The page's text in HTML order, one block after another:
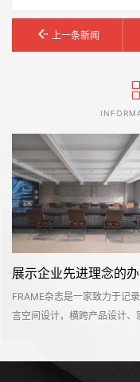
上一条新闻
FRAME杂志是一家致力于记
言空间设计，横跨产品设计、
是一个工作环境，也是一个企